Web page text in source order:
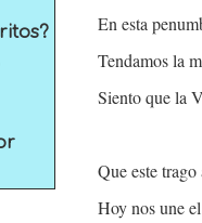
En esta
Tendamos la
Siento que la
Que este
Hoy nos une